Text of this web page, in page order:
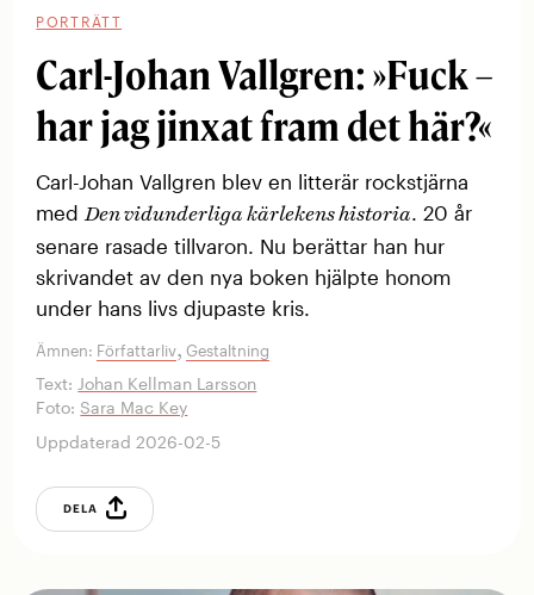
PORTRÄTT
Carl-Johan Vallgren: »Fuck –
har jag jinxat fram det här?«
Carl-Johan Vallgren blev en litterär rockstjärna
med Den vidunderliga kärlekens historia. 20 år
senare rasade tillvaron. Nu berättar han hur
skrivandet av den nya boken hjälpte honom
under hans livs djupaste kris.
Ämnen: Författarliv,Gestaltning
Text: Johan Kellman Larsson
Foto: Sara Mac Key
Uppdaterad 2026-02-5
DELA